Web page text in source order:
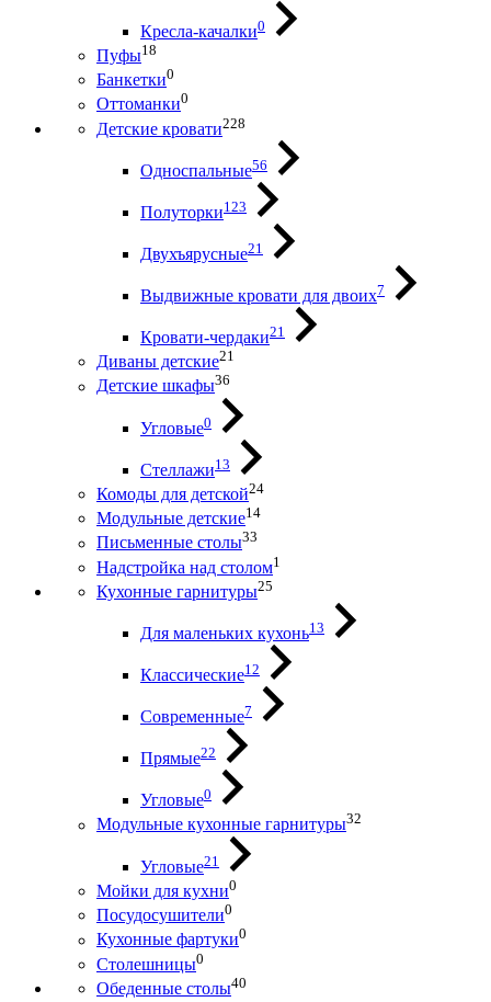
Кресла-качалки0
Пуфы18
Банкетки0
Оттоманки0
Детские кровати228
Односпальные56
Полуторки123
Двухъярусные21
Выдвижные кровати для двоих7
Кровати-чердаки21
Диваны детские21
Детские шкафы36
Угловые0
Стеллажи13
Комоды для детской24
Модульные детские14
Письменные столы33
Надстройка над столом1
Кухонные гарнитуры25
Для маленьких кухонь13
Классические12
Современные7
Прямые22
Угловые0
Модульные кухонные гарнитуры32
Угловые21
Мойки для кухни0
Посудосушители0
Кухонные фартуки0
Столешницы0
Обеденные столы40